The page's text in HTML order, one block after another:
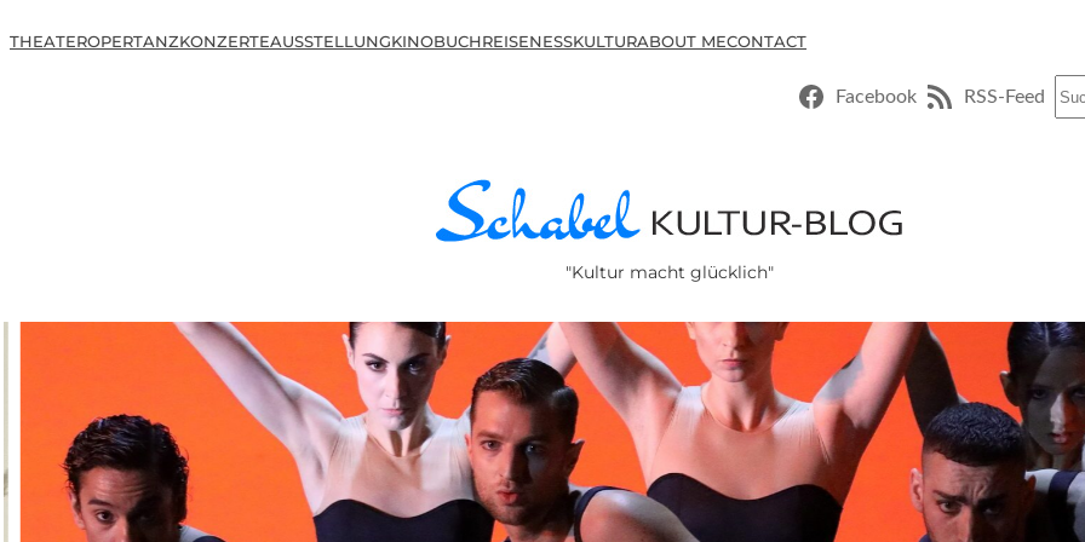
THEATEROPERTANZKONZERTEAUSSTELLUNGKINOBUCHREISENESSKULTURABOUT MECONTACT
Facebook RSS-Feed
"Kultur macht glücklich"